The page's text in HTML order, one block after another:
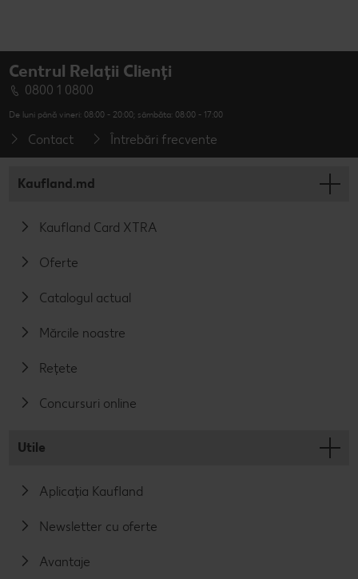
Centrul Relații Clienți
0800 1 0800
De luni până vineri: 08:00 - 20:00; sâmbăta: 08:00 - 17:00
Contact Întrebări frecvente
Kaufland.md
Kaufland Card XTRA
Oferte
Catalogul actual
Mărcile noastre
Rețete
Concursuri online
Utile
Aplicația Kaufland
Newsletter cu oferte
Avantaje